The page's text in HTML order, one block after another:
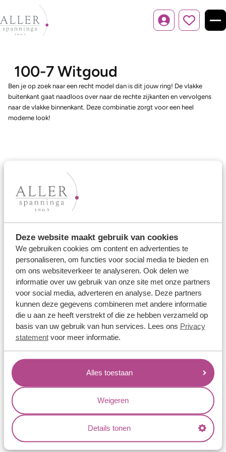
Deze website maakt gebruik van cookies
We gebruiken cookies om content en advertenties te
personaliseren, om functies voor social media te bieden en
om ons websiteverkeer te analyseren. Ook delen we
informatie over uw gebruik van onze site met onze partners
voor social media, adverteren en analyse. Deze partners
kunnen deze gegevens combineren met andere informatie
die u aan ze heeft verstrekt of die ze hebben verzameld op
basis van uw gebruik van hun services. Lees ons Privacy
statementvoor meer informatie.
Alles toestaan
Weigeren
Details tonen
Inloggen
100-7 Witgoud
Ben je op zoek naar een recht model dan is dit jouw ring! De vlakke
buitenkant gaat naadloos over naar de rechte zijkanten en vervolgens
naar de vlakke binnenkant. Deze combinatie zorgt voor een heel
moderne look!
Ons aanbod
Memoireringen
Verlovingsringen
Vriendschapsringen
Over ons
Aller Spanninga
Historie
Certificaten
Jouw voordelen
Conflictvrije Materialen
Oneindig veel mogelijkheden
Kwaliteit
Juweliers & Contact